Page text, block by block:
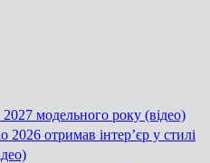
модельного року (відео)
2026 отримав інтер’єр у стилі